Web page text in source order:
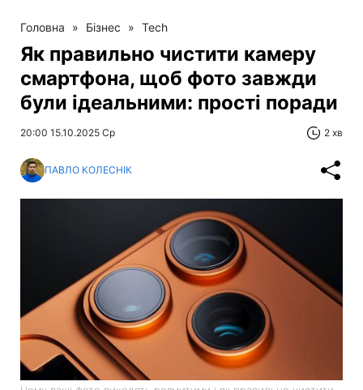
Головна » Бізнес » Tech
Як правильно чистити камеру
смартфона, щоб фото завжди
були ідеальними: прості поради
20:00 15.10.2025 Ср 2 хв
ПАВЛО КОЛЕСНІК